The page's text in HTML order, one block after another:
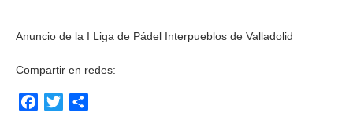
Anuncio de la I Liga de Pádel Interpueblos de Valladolid
Compartir en redes:
Facebook
Twitter